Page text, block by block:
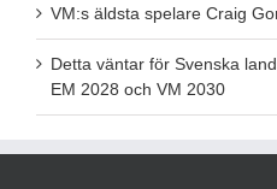
VM:s äldsta spelare Craig
Detta väntar för Svenska
EM 2028 och VM 2030